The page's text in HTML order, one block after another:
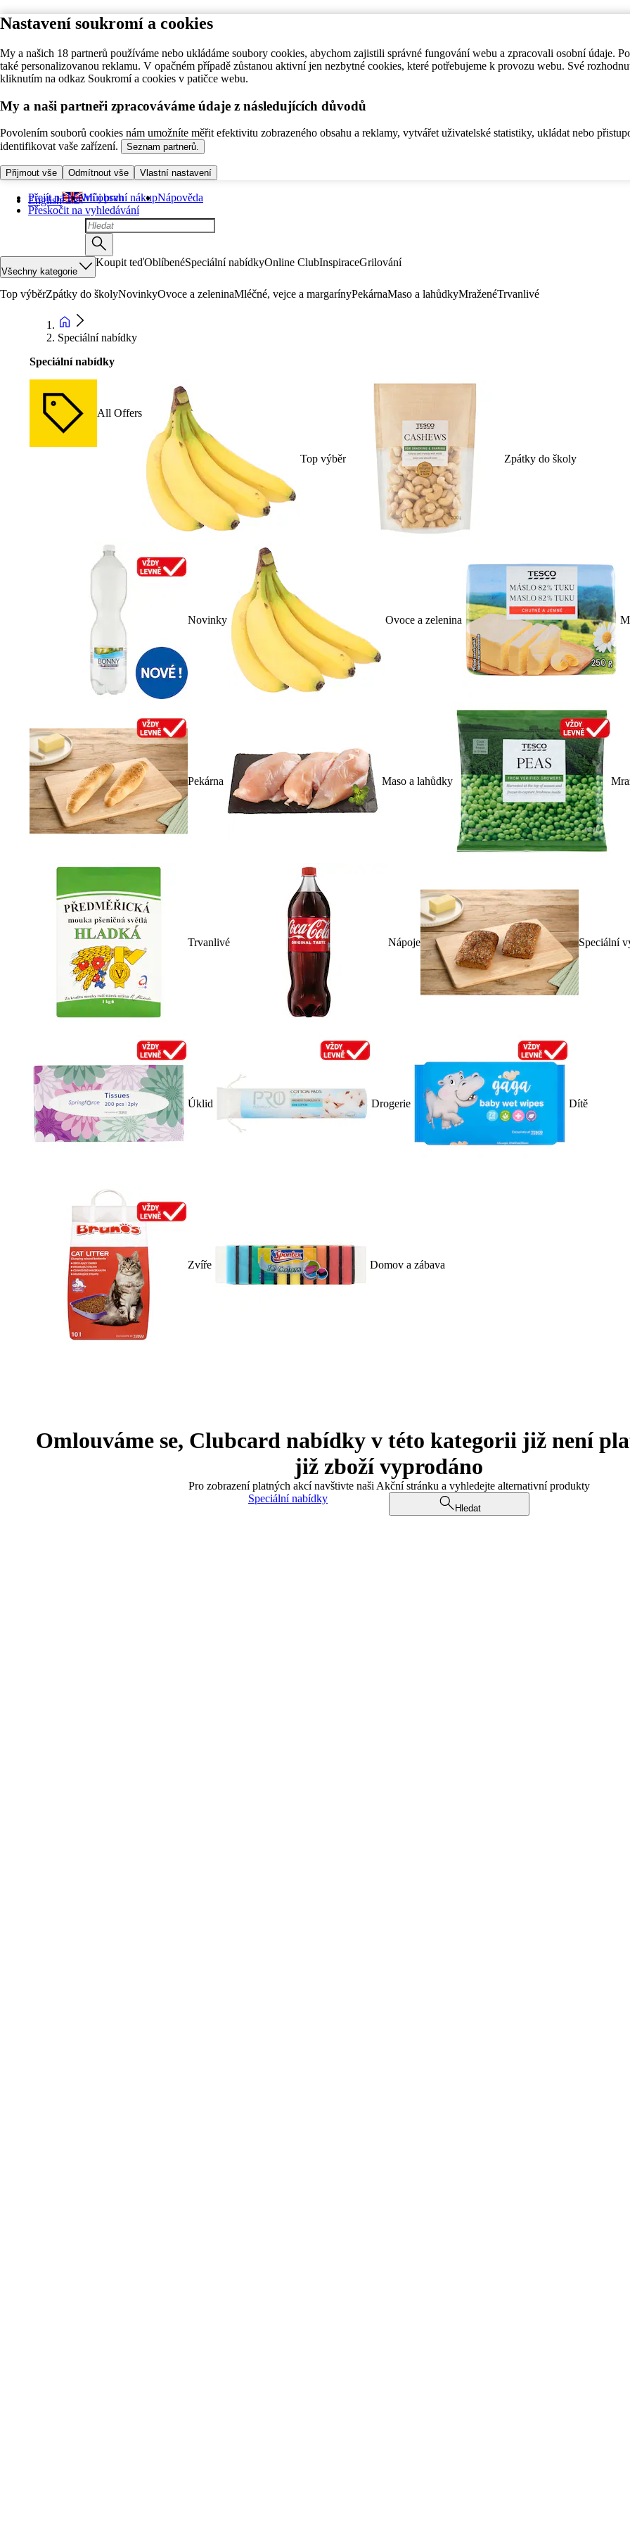
Nastavení soukromí a cookies
My a našich 18 partnerů používáme nebo ukládáme soubory cookies, abychom zajistili správné fungování webu a zpracovali osobní údaje.
také personalizovanou reklamu. V opačném případě zůstanou aktivní jen nezbytné cookies, které potřebujeme k provozu webu. Své
kliknutím na odkaz Soukromí a cookies v patičce webu.
My a naši partneři zpracováváme údaje z následujících důvodů
Povolením souborů cookies nám umožníte měřit efektivitu zobrazeného obsahu a reklamy, vytvářet uživatelské statistiky, ukládat nebo
identifikovat vaše zařízení.
Seznam partnerů.
Přijmout vše Odmítnout vše Vlastní nastavení
Přejít na hlavní obsah
Přeskočit na vyhledávání
English Můj první nákupNápověda
Všechny kategorie
Koupit teďOblíbenéSpeciální nabídkyOnline ClubInspiraceGrilování
Top výběrZpátky do školyNovinkyOvoce a zeleninaMléčné, vejce a margarínyPekárnaMaso a lahůdkyMraženéTrvanlivé
Speciální nabídky
Speciální nabídky
All Offers
Top výběr Zpátky do školy
Novinky Ovoce a zelenina
Pekárna Maso a lahůdky
Trvanlivé Nápoje Speciální
Úklid Drogerie Dítě
Zvíře Domov a zábava
Omlouváme se, Clubcard nabídky v této kategorii již není
již zboží vyprodáno
Pro zobrazení platných akcí navštivte naši Akční stránku a vyhledejte alternativní produkty
Speciální nabídky
Hledat